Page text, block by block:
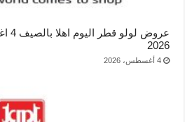
2026
4 أغسطس، 2026